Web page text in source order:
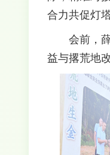
合力共促灯
会前，
益与撂荒地